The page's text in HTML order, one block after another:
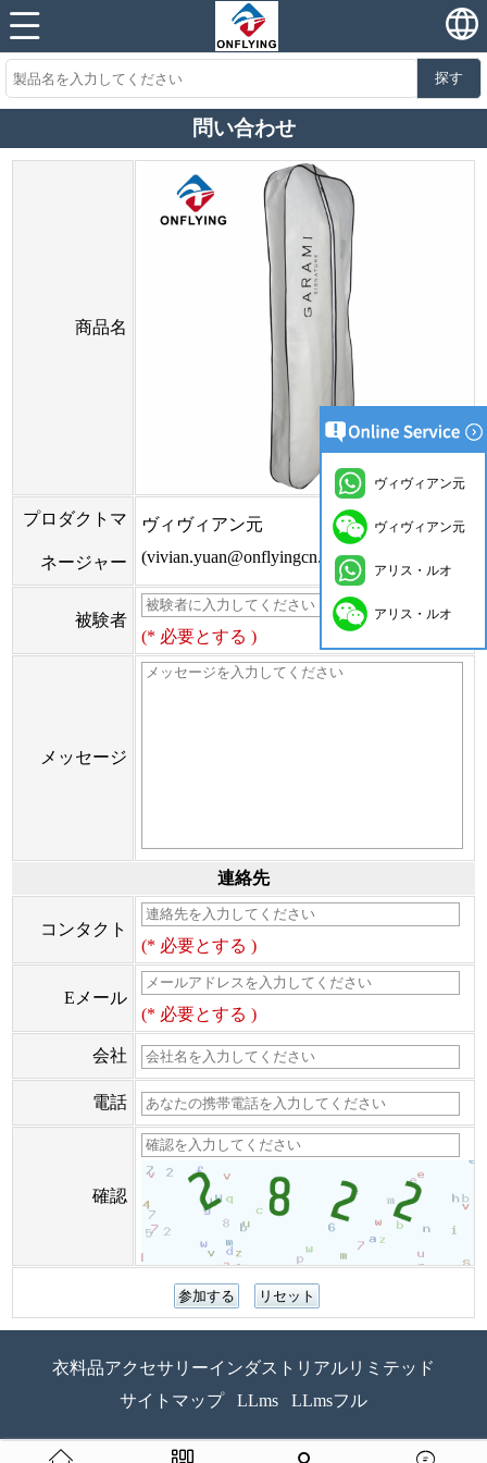
探す
問い合わせ
商品名
プロダクトマ
ネージャー
ヴィヴィアン元
(vivian.yuan@onflyingcn.com)
被験者
(* 必要とする )
メッセージ
連絡先
コンタクト
(* 必要とする )
Eメール
(* 必要とする )
会社
電話
確認
衣料品アクセサリーインダストリアルリミテッド
サイトマップ
LLms LLmsフル
ヴィヴィアン元
ヴィヴィアン元
アリス・ルオ
アリス・ルオ